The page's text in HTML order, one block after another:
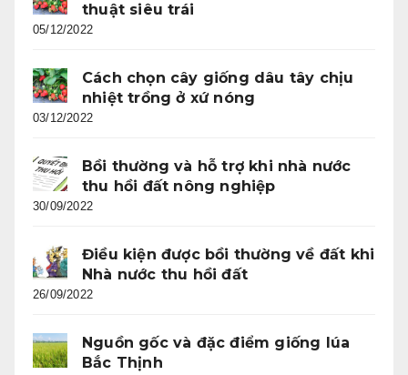
thuật siêu trái
05/12/2022
Cách chọn cây giống dâu tây chịu
nhiệt trồng ở xứ nóng
03/12/2022
Bồi thường và hỗ trợ khi nhà nước
thu hồi đất nông nghiệp
30/09/2022
Điều kiện được bồi thường về đất khi
Nhà nước thu hồi đất
26/09/2022
Nguồn gốc và đặc điểm giống lúa
Bắc Thịnh